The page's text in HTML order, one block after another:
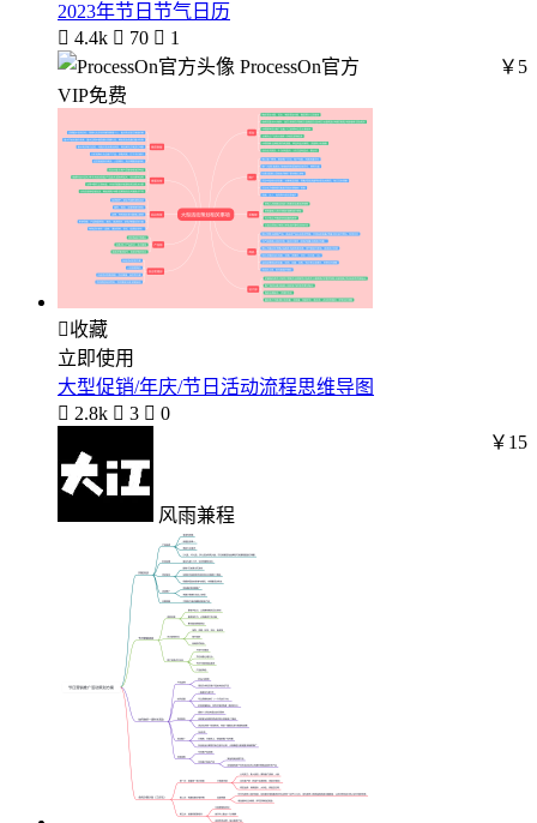
2023年节日节气日历
 4.4k  70  1
ProcessOn官方
￥5
VIP免费
收藏
立即使用
大型促销/年庆/节日活动流程思维导图
 2.8k  3  0
风雨兼程
￥15